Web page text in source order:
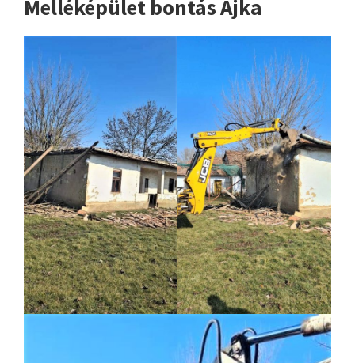
Melléképület bontás Ajka